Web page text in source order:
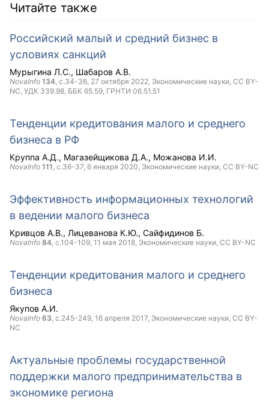
Читайте также
Российский малый и средний бизнес в
условиях санкций
Мурыгина Л.С. Шабаров А.В.
NovaInfo 134, с.34-36, 27 октября 2022, Экономические науки, CC BY-
NC, УДК 339.98, ББК 65.59, ГРНТИ 06.51.51
Тенденции кредитования малого и среднего
бизнеса в РФ
Круппа А.Д. Магазейщикова Д.А. Можанова И.И.
NovaInfo 111, с.36-37, 6 января 2020, Экономические науки, CC BY-NC
Эффективность информационных технологий
в ведении малого бизнеса
Кривцов А.В. Лицеванова К.Ю. Сайфидинов Б.
NovaInfo 84, с.104-109, 11 мая 2018, Экономические науки, CC BY-NC
Тенденции кредитования малого и среднего
бизнеса
Якупов А.И.
NovaInfo 63, с.245-249, 16 апреля 2017, Экономические науки, CC BY-
NC
Актуальные проблемы государственной
поддержки малого предпринимательства в
экономике региона